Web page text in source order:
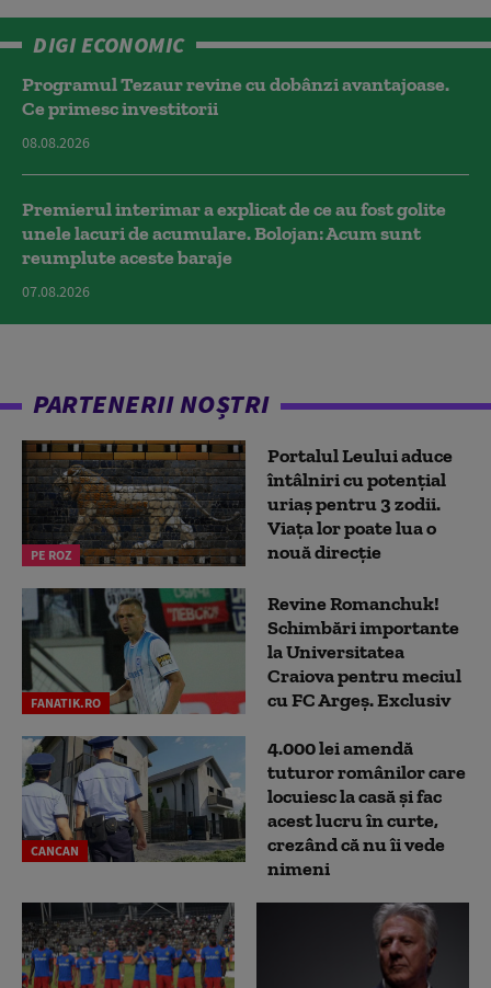
DIGI ECONOMIC
Programul Tezaur revine cu dobânzi avantajoase.
Ce primesc investitorii
08.08.2026
Premierul interimar a explicat de ce au fost golite
unele lacuri de acumulare. Bolojan: Acum sunt
reumplute aceste baraje
07.08.2026
PARTENERII NOȘTRI
PE ROZ
Portalul Leului aduce
întâlniri cu potențial
uriaș pentru 3 zodii.
Viața lor poate lua o
nouă direcție
FANATIK.RO
Revine Romanchuk!
Schimbări importante
la Universitatea
Craiova pentru meciul
cu FC Argeş. Exclusiv
CANCAN
4.000 lei amendă
tuturor românilor care
locuiesc la casă și fac
acest lucru în curte,
crezând că nu îi vede
nimeni